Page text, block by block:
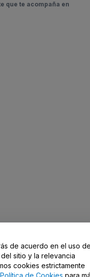
que te acompaña en
de acuerdo en el uso
sitio y la relevancia
cookies estrictamente
Política de Cookies para